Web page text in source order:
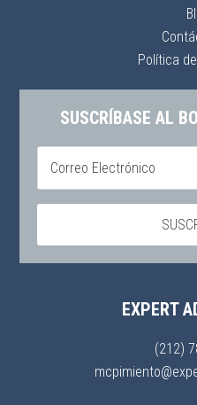
Política
SUSCRÍBASE AL
EXPERT
(212)